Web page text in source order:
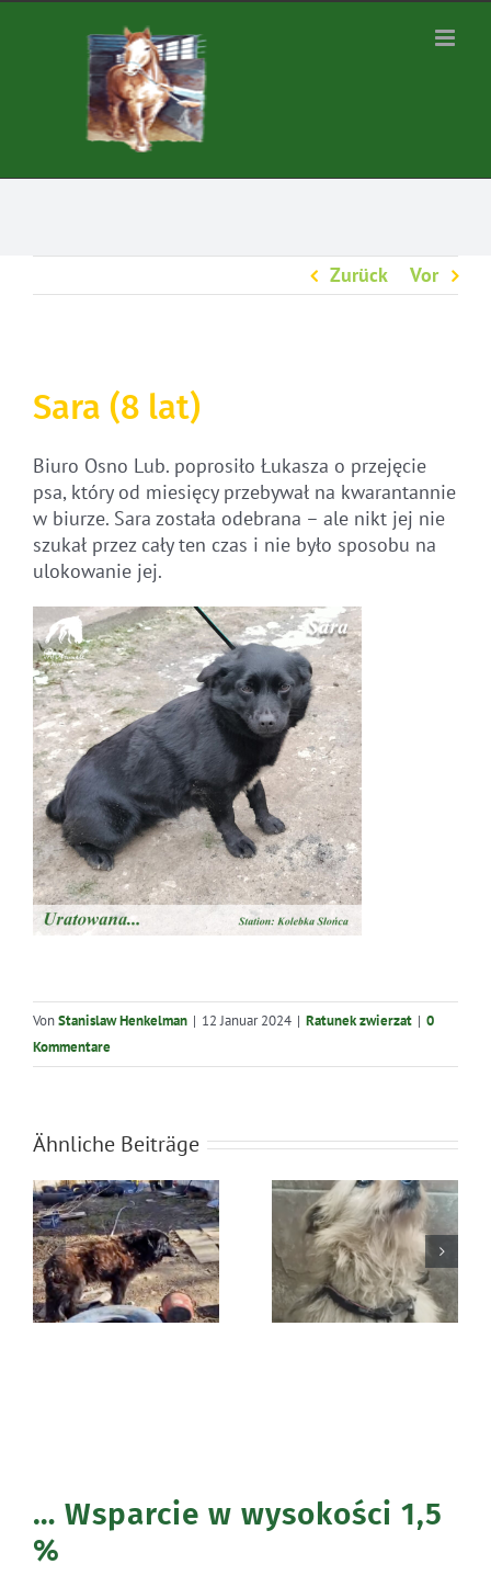
Zurück Vor
Sara (8 lat)
Biuro Osno Lub. poprosiło Łukasza o przejęcie
psa, który od miesięcy przebywał na kwarantannie
w biurze. Sara została odebrana – ale nikt jej nie
szukał przez cały ten czas i nie było sposobu na
ulokowanie jej.
VonStanislaw Henkelman | 12 Januar 2024 | Ratunek zwierzat | 0
Kommentare
Ähnliche Beiträge
Błąkała się
sama w lesie
Ratunek Lesia
… Wsparcie w wysokości 1,5
%